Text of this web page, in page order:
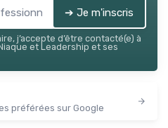
➔ Je m'inscris
j’accepte d’être contacté(e) à
et Leadership et ses
préférées sur Google